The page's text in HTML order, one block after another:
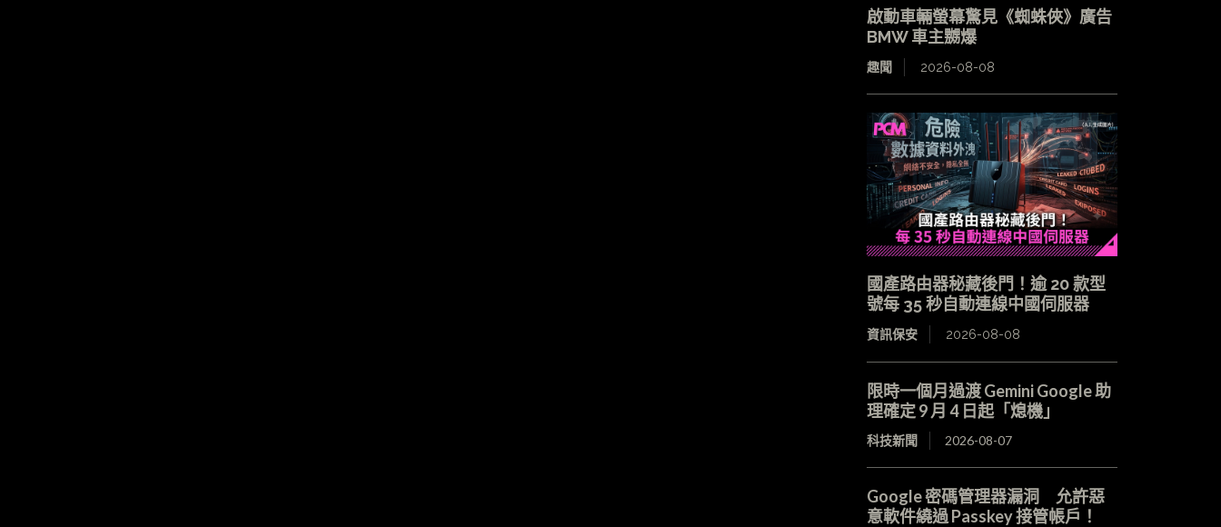
啟動車輛螢幕驚見《蜘蛛俠》廣告
BMW 車主嬲爆
趣聞 2026-08-08
國產路由器秘藏後門！逾 20 款型
號每 35 秒自動連線中國伺服器
資訊保安 2026-08-08
限時一個月過渡 Gemini Google 助
理確定 9 月 4 日起「熄機」
科技新聞 2026-08-07
Google 密碼管理器漏洞 允許惡
意軟件繞過 Passkey 接管帳戶！